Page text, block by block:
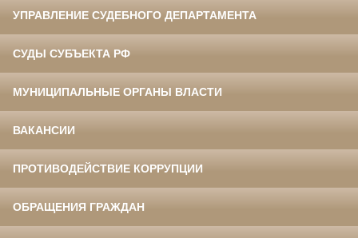
УПРАВЛЕНИЕ СУДЕБНОГО ДЕПАРТАМЕНТА
СУДЫ СУБЪЕКТА РФ
МУНИЦИПАЛЬНЫЕ ОРГАНЫ ВЛАСТИ
ВАКАНСИИ
ПРОТИВОДЕЙСТВИЕ КОРРУПЦИИ
ОБРАЩЕНИЯ ГРАЖДАН